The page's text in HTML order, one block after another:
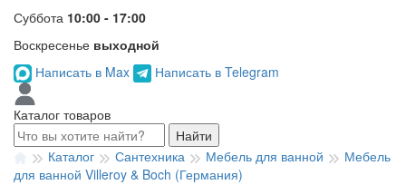
Суббота 10:00 - 17:00
Воскресенье выходной
Написать в Max
Написать в Telegram
Каталог товаров
Найти
Каталог
Сантехника Мебель для ванной
Мебель
для ванной Villeroy & Boch (Германия)